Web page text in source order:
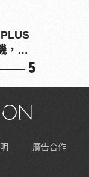
，在
5
廣告合作